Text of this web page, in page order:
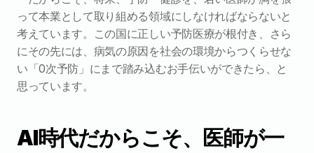
って本業として取り組める領域にしなければならないと
考えています。この国に正しい予防医療が根付き、さら
にその先には、病気の原因を社会の環境からつくらせな
い「0次予防」にまで踏み込むお手伝いができたら、と
思っています。
AI時代だからこそ、医師が一